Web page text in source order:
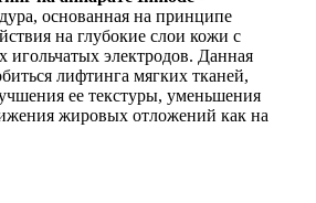
основанная на принципе
на глубокие слои кожи с
электродов. Данная
лифтинга мягких тканей,
ее текстуры, уменьшения
жировых отложений как на